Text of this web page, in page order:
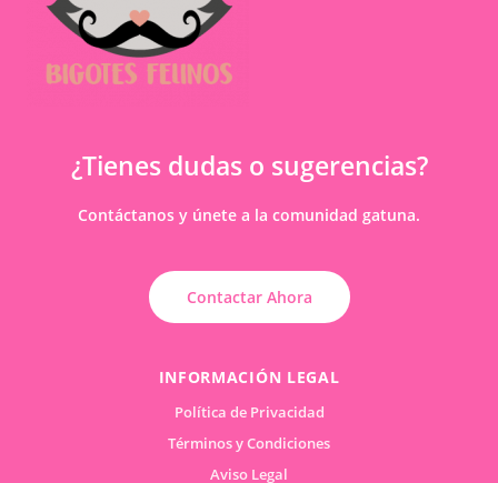
¿Tienes dudas o sugerencias?
Contáctanos y únete a la comunidad gatuna.
Contactar Ahora
INFORMACIÓN LEGAL
Política de Privacidad
Términos y Condiciones
Aviso Legal